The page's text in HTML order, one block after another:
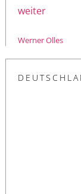
weiter
Werner Olles